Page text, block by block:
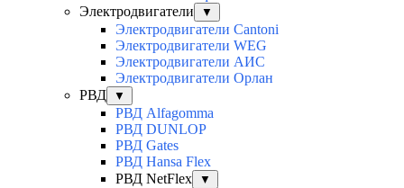
Электродвигатели
▼
Электродвигатели Cantoni
Электродвигатели WEG
Электродвигатели АИС
Электродвигатели Орлан
РВД
▼
РВД Alfagomma
РВД DUNLOP
РВД Gates
РВД Hansa Flex
РВД NetFlex
▼